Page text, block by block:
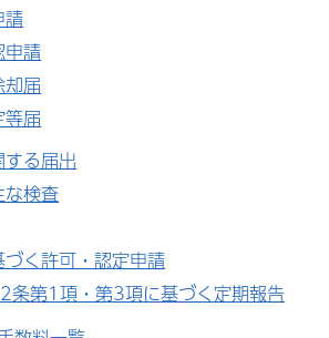
請
申請
届
届
る届出
検査
く許可・認定申請
条第1項・第3項に基づく定期報告